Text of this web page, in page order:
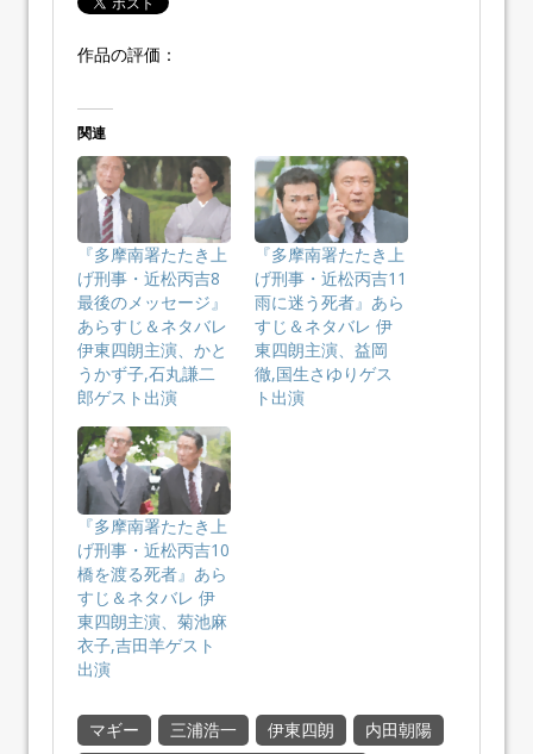
作品の評価：
関連
『多摩南署たたき上
げ刑事・近松丙吉8
最後のメッセージ』
あらすじ＆ネタバレ
伊東四朗主演、かと
うかず子,石丸謙二
郎ゲスト出演
『多摩南署たたき上
げ刑事・近松丙吉11
雨に迷う死者』あら
すじ＆ネタバレ 伊
東四朗主演、益岡
徹,国生さゆりゲス
ト出演
『多摩南署たたき上
げ刑事・近松丙吉10
橋を渡る死者』あら
すじ＆ネタバレ 伊
東四朗主演、菊池麻
衣子,吉田羊ゲスト
出演
マギー 三浦浩一 伊東四朗
内田朝陽